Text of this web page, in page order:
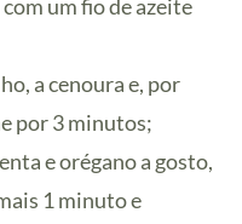
um fio de azeite
a cenoura e, por
por 3 minutos;
e orégano a gosto,
1 minuto e